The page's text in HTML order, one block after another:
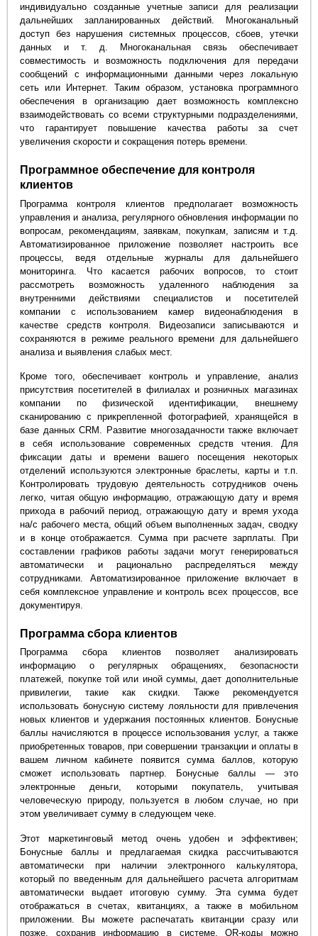
индивидуально созданные учетные записи для реализации
дальнейших запланированных действий. Многоканальный
доступ без нарушения системных процессов, сбоев, утечки
данных и т. д. Многоканальная связь обеспечивает
совместимость и возможность подключения для передачи
сообщений с информационными данными через локальную
сеть или Интернет. Таким образом, установка программного
обеспечения в организацию дает возможность комплексно
взаимодействовать со всеми структурными подразделениями,
что гарантирует повышение качества работы за счет
увеличения скорости и сокращения потерь времени.
Программное обеспечение для контроля
клиентов
Программа контроля клиентов предполагает возможность
управления и анализа, регулярного обновления информации по
вопросам, рекомендациям, заявкам, покупкам, записям и т.д.
Автоматизированное приложение позволяет настроить все
процессы, ведя отдельные журналы для дальнейшего
мониторинга. Что касается рабочих вопросов, то стоит
рассмотреть возможность удаленного наблюдения за
внутренними действиями специалистов и посетителей
компании с использованием камер видеонаблюдения в
качестве средств контроля. Видеозаписи записываются и
сохраняются в режиме реального времени для дальнейшего
анализа и выявления слабых мест.
Кроме того, обеспечивает контроль и управление, анализ
присутствия посетителей в филиалах и розничных магазинах
компании по физической идентификации, внешнему
сканированию с прикрепленной фотографией, хранящейся в
базе данных CRM. Развитие многозадачности также включает
в себя использование современных средств чтения. Для
фиксации даты и времени вашего посещения некоторых
отделений используются электронные браслеты, карты и т.п.
Контролировать трудовую деятельность сотрудников очень
легко, читая общую информацию, отражающую дату и время
прихода в рабочий период, отражающую дату и время ухода
на/с рабочего места, общий объем выполненных задач, сводку
и в конце отображается. Сумма при расчете зарплаты. При
составлении графиков работы задачи могут генерироваться
автоматически и рационально распределяться между
сотрудниками. Автоматизированное приложение включает в
себя комплексное управление и контроль всех процессов, все
документируя.
Программа сбора клиентов
Программа сбора клиентов позволяет анализировать
информацию о регулярных обращениях, безопасности
платежей, покупке той или иной суммы, дает дополнительные
привилегии, такие как скидки. Также рекомендуется
использовать бонусную систему лояльности для привлечения
новых клиентов и удержания постоянных клиентов. Бонусные
баллы начисляются в процессе использования услуг, а также
приобретенных товаров, при совершении транзакции и оплаты в
вашем личном кабинете появится сумма баллов, которую
сможет использовать партнер. Бонусные баллы — это
электронные деньги, которыми покупатель, учитывая
человеческую природу, пользуется в любом случае, но при
этом увеличивает сумму в следующем чеке.
Этот маркетинговый метод очень удобен и эффективен;
Бонусные баллы и предлагаемая скидка рассчитываются
автоматически при наличии электронного калькулятора,
который по введенным для дальнейшего расчета алгоритмам
автоматически выдает итоговую сумму. Эта сумма будет
отображаться в счетах, квитанциях, а также в мобильном
приложении. Вы можете распечатать квитанции сразу или
позже, сохранив информацию в системе. QR-коды можно